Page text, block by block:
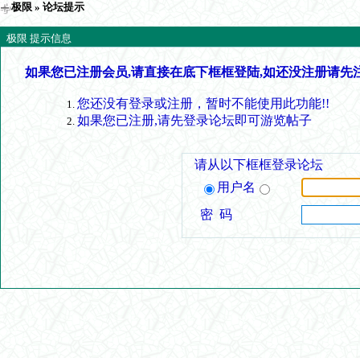
极限 » 论坛提示
极限 提示信息
如果您已注册会员,请直接在底下框框登陆,如还没注册请先
您还没有登录或注册，暂时不能使用此功能!!
如果您已注册,请先登录论坛即可游览帖子
请从以下框框登录论坛
用户名
密 码